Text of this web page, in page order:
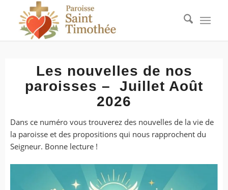
Les nouvelles de nos
paroisses – Juillet Août
2026
Dans ce numéro vous trouverez des nouvelles de la vie de
la paroisse et des propositions qui nous rapprochent du
Seigneur. Bonne lecture !